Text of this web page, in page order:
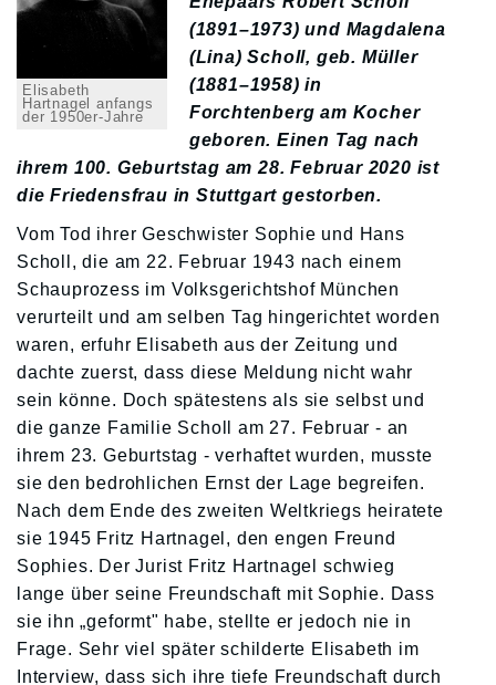
Elisabeth
Hartnagel anfangs
der 1950er-Jahre
(1891–1973) und Magdalena
(Lina) Scholl, geb. Müller
(1881–1958) in
Forchtenberg am Kocher
geboren. Einen Tag nach
ihrem 100. Geburtstag am 28. Februar 2020 ist
die Friedensfrau in Stuttgart gestorben.
Vom Tod ihrer Geschwister Sophie und Hans
Scholl, die am 22. Februar 1943 nach einem
Schauprozess im Volksgerichtshof München
verurteilt und am selben Tag hingerichtet worden
waren, erfuhr Elisabeth aus der Zeitung und
dachte zuerst, dass diese Meldung nicht wahr
sein könne. Doch spätestens als sie selbst und
die ganze Familie Scholl am 27. Februar - an
ihrem 23. Geburtstag - verhaftet wurden, musste
sie den bedrohlichen Ernst der Lage begreifen.
Nach dem Ende des zweiten Weltkriegs heiratete
sie 1945 Fritz Hartnagel, den engen Freund
Sophies. Der Jurist Fritz Hartnagel schwieg
lange über seine Freundschaft mit Sophie. Dass
sie ihn „geformt" habe, stellte er jedoch nie in
Frage. Sehr viel später schilderte Elisabeth im
Interview, dass sich ihre tiefe Freundschaft durch